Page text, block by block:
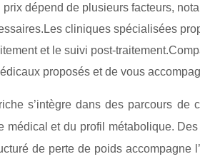
dépend de plusieurs facteurs,
cliniques spécialisées
et le suivi post-
proposés et de vous
s’intègre dans des parcours
médical et du profil métabolique.
de perte de poids